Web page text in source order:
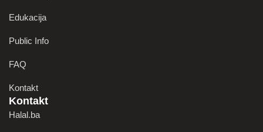
Edukacija
Public Info
FAQ
Kontakt
Kontakt
Halal.ba